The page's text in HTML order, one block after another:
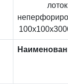
лоток